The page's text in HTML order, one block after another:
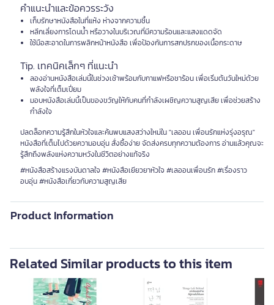
คำแนะนำและข้อควรระวัง
เก็บรักษาหนังสือในที่แห้ง ห่างจากความชื้น
หลีกเลี่ยงการโดนน้ำ หรือวางในบริเวณที่มีความร้อนและแสงแดดจัด
ใช้มือสะอาดในการพลิกหน้าหนังสือ เพื่อป้องกันการสกปรกของเนื้อกระดาษ
Tip. เทคนิคเล็กๆ ที่แนะนำ
ลองอ่านหนังสือเล่มนี้ในช่วงเช้าพร้อมกับกาแฟหรือชาร้อน เพื่อเริ่มต้นวันใหม่ด้วย
พลังใจที่เต็มเปี่ยม
มอบหนังสือเล่มนี้เป็นของขวัญให้กับคนที่กำลังเผชิญความสูญเสีย เพื่อช่วยสร้าง
กำลังใจ
ปลดล็อกความรู้สึกในหัวใจและค้นพบแสงสว่างใหม่ใน "เลออน เพื่อนรักแห่งรุ่งอรุณ"
หนังสือที่เต็มไปด้วยความอบอุ่น สั่งซื้อง่าย จัดส่งครบทุกความต้องการ อ่านแล้วคุณจะ
รู้สึกถึงพลังแห่งความหวังในชีวิตอย่างแท้จริง
#หนังสือสร้างแรงบันดาลใจ #หนังสือเยียวยาหัวใจ #เลออนเพื่อนรัก #เรื่องราว
อบอุ่น #หนังสือเกี่ยวกับความสูญเสีย
Product Information
Related Similar products to this item